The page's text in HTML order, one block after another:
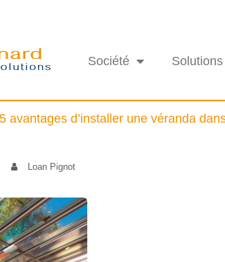
Société Solutions
5 avantages d’installer une véranda
Loan Pignot